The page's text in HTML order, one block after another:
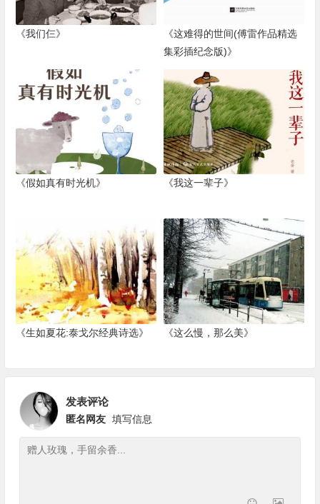
《我们仨》
《这难得的世间(傅雷作品精选
集彩插纪念版)》
《假如真有时光机》 《我这一辈子》
《生如夏花:泰戈尔经典诗选》 《这么慢，那么美》
发表评论
匿名网友 填写信息